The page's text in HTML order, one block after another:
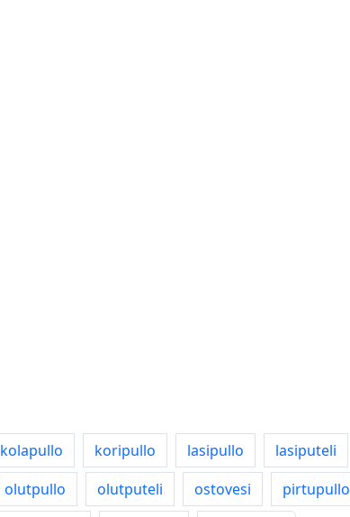
kolapullo koripullo lasipullo lasiputeli
olutpullo olutputeli ostovesi pirtupullo